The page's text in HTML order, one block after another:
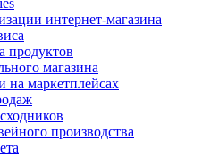
интернет-магазина
продуктов
магазина
на маркетплейсах
производства